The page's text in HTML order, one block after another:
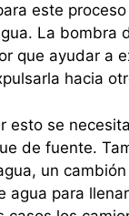
este
La bombra
que ayudar a
hacia
esto se
de fuente.
un
agua para